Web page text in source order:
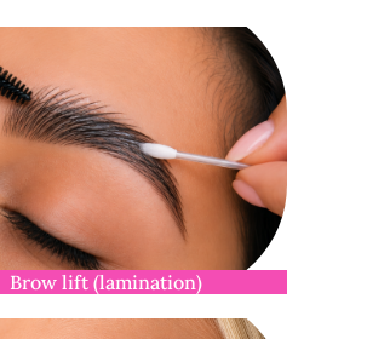
Brow lift (lamination)